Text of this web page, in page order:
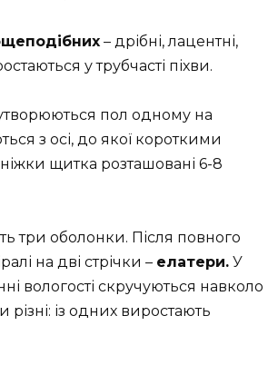
– дрібні, лацентні,
у трубчасті піхви.
пол одному на
з осі, до якої короткими
щитка розташовані 6-8
три оболонки. Після повного
на дві стрічки – елатери. У
вологості скручуються навколо
різні: із одних виростають